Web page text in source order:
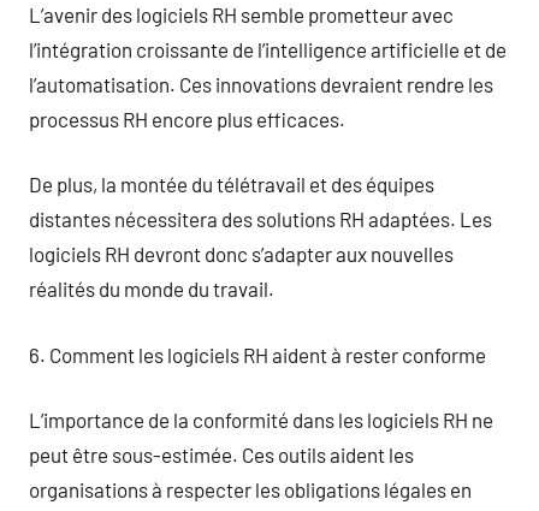
L’avenir des logiciels RH semble prometteur avec
l’intégration croissante de l’intelligence artificielle et de
l’automatisation. Ces innovations devraient rendre les
processus RH encore plus efficaces.
De plus, la montée du télétravail et des équipes
distantes nécessitera des solutions RH adaptées. Les
logiciels RH devront donc s’adapter aux nouvelles
réalités du monde du travail.
6. Comment les logiciels RH aident à rester conforme
L’importance de la conformité dans les logiciels RH ne
peut être sous-estimée. Ces outils aident les
organisations à respecter les obligations légales en